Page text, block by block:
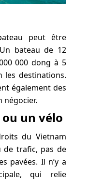
peut être
bateau de 12
000 dong à 5
les destinations.
également des
négocier.
un vélo
du Vietnam
de trafic, pas de
pavées. Il n’y a
qui relie